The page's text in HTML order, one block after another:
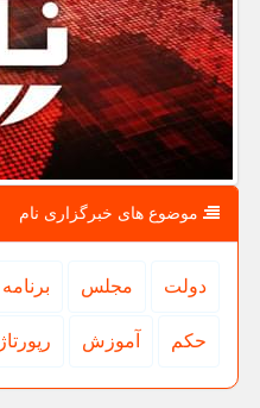
موضوع های خبرگزاری نام
دولت مجلس برنامه
حكم آموزش رپورتاژ